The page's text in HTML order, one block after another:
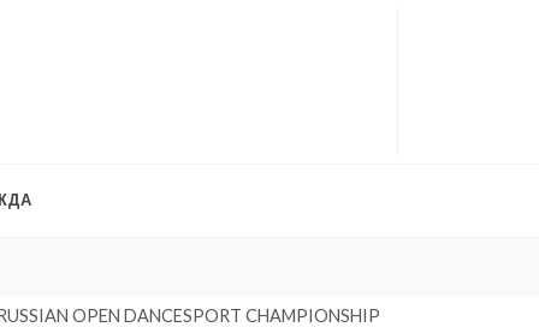
OPEN DANCESPORT CHAMPIONSHIP